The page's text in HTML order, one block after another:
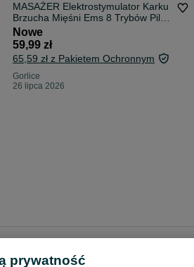
MASAŻER Elektrostymulator Karku
Brzucha Mięśni Ems 8 Trybów Pilot
3 Plastry zestaw kompaktowy mini
poduszka do drenażu
limfatycznego
Nowe
59,99 zł
65,59 zł z Pakietem Ochronnym
Gorlice
26 lipca 2026
do masażu - Gorlice
prywatność